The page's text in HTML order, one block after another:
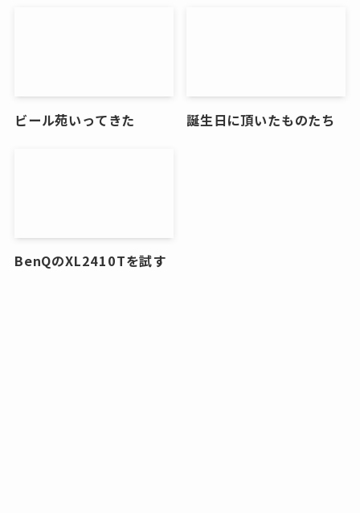
ビール苑いってきた 誕生日に頂いたものたち
BenQのXL2410Tを試す